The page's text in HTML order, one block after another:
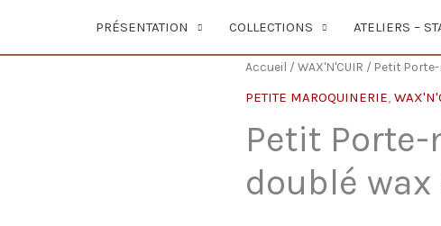
PRÉSENTATION COLLECTIONS ATELIERS –
Accueil / WAX'N'CUIR / Petit
PETITE MAROQUINERIE,
Petit Porte-
doublé